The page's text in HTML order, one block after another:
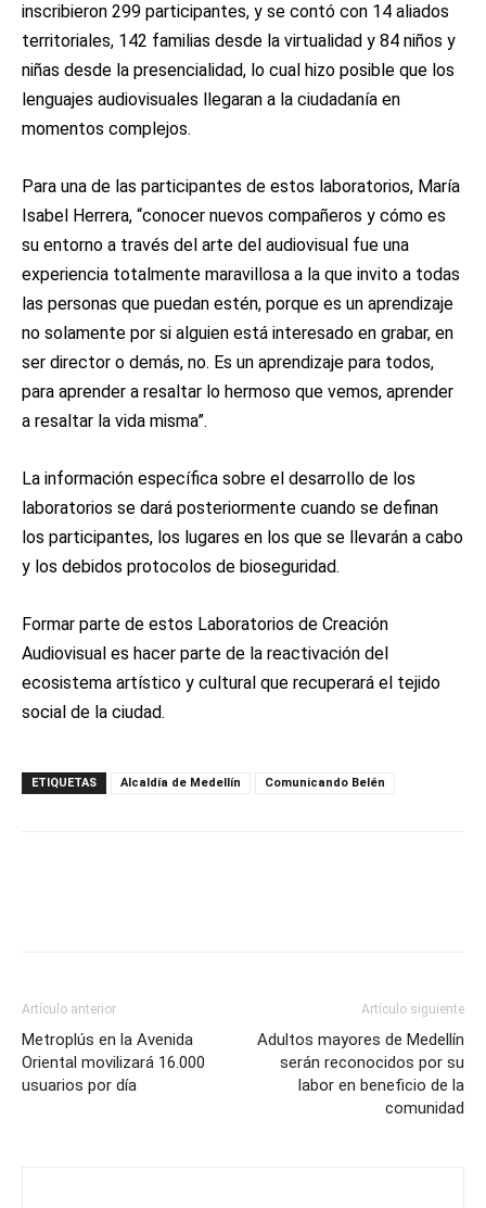
inscribieron 299 participantes, y se contó con 14 aliados
territoriales, 142 familias desde la virtualidad y 84 niños y
niñas desde la presencialidad, lo cual hizo posible que los
lenguajes audiovisuales llegaran a la ciudadanía en
momentos complejos.
Para una de las participantes de estos laboratorios, María
Isabel Herrera, “conocer nuevos compañeros y cómo es
su entorno a través del arte del audiovisual fue una
experiencia totalmente maravillosa a la que invito a todas
las personas que puedan estén, porque es un aprendizaje
no solamente por si alguien está interesado en grabar, en
ser director o demás, no. Es un aprendizaje para todos,
para aprender a resaltar lo hermoso que vemos, aprender
a resaltar la vida misma”.
La información específica sobre el desarrollo de los
laboratorios se dará posteriormente cuando se definan
los participantes, los lugares en los que se llevarán a cabo
y los debidos protocolos de bioseguridad.
Formar parte de estos Laboratorios de Creación
Audiovisual es hacer parte de la reactivación del
ecosistema artístico y cultural que recuperará el tejido
social de la ciudad.
ETIQUETAS Alcaldía de Medellín Comunicando Belén
Artículo anterior
Metroplús en la Avenida
Oriental movilizará 16.000
usuarios por día
Artículo siguiente
Adultos mayores de Medellín
serán reconocidos por su
labor en beneficio de la
comunidad